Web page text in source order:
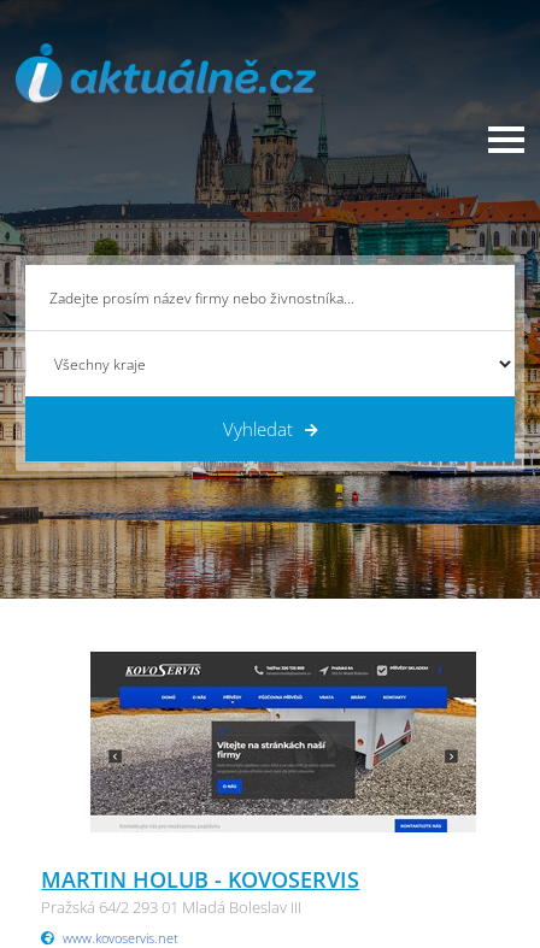
Vyhledat
MARTIN HOLUB - KOVOSERVIS
Pražská 64/2 293 01 Mladá Boleslav III
www.kovoservis.net